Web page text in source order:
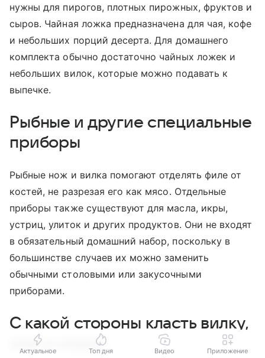
нужны для пирогов, плотных пирожных, фруктов и
сыров. Чайная ложка предназначена для чая, кофе
и небольших порций десерта. Для домашнего
комплекта обычно достаточно чайных ложек и
небольших вилок, которые можно подавать к
выпечке.
Рыбные и другие специальные
приборы
Рыбные нож и вилка помогают отделять филе от
костей, не разрезая его как мясо. Отдельные
приборы также существуют для масла, икры,
устриц, улиток и других продуктов. Они не входят
в обязательный домашний набор, поскольку в
большинстве случаев их можно заменить
обычными столовыми или закусочными
приборами.
С какой стороны класть вилку,
нож и ложку
Актуальное Топ дня Видео Приложение